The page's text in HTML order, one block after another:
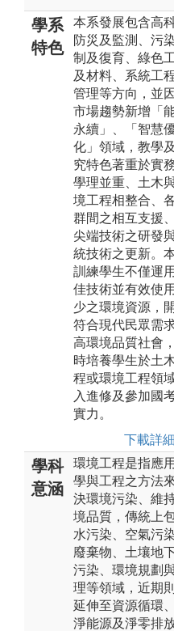
學系
特色
本系發展包含高
防災及監測、污
制及復育、綠色
及材料、系統工
管理等方向，並
市場趨勢新增「
永續」、「智慧
化」領域，教學
究特色著重於實
學理並重、土木
境工程相整合、
群間之相互支援
尖端技術之研發
統技術之更新。
訓練學生不僅運
佳技術並有效使
少之環境資源，
符合現代民眾需
高環境品質社會
時培養學生於土
程或環境工程領
入進修及參加國
實力。
下載詳
學科
意涵
環境工程是指應
學與工程之方法
決環境污染、維
境品質，傳統上
水污染、空氣污染
廢棄物、土壤地
污染、環境規劃
理等領域，近期
延伸至資源循環
淨能源及淨零排